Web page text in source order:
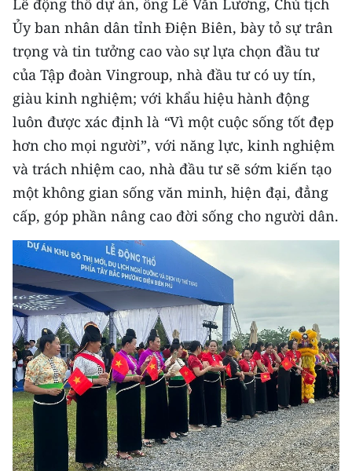
Lễ động thổ dự án, ông Lê Văn Lương, Chủ tịch
Ủy ban nhân dân tỉnh Điện Biên, bày tỏ sự trân
trọng và tin tưởng cao vào sự lựa chọn đầu tư
của Tập đoàn Vingroup, nhà đầu tư có uy tín,
giàu kinh nghiệm; với khẩu hiệu hành động
luôn được xác định là “Vì một cuộc sống tốt đẹp
hơn cho mọi người”, với năng lực, kinh nghiệm
và trách nhiệm cao, nhà đầu tư sẽ sớm kiến tạo
một không gian sống văn minh, hiện đại, đẳng
cấp, góp phần nâng cao đời sống cho người dân.